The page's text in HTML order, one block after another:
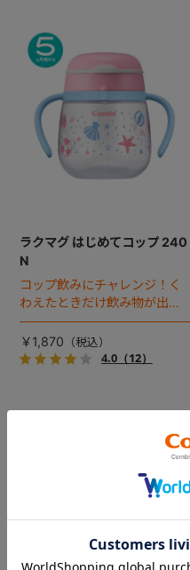
ラクマグ はじめてコップ 240
N
コップ飲みにチャレンジ！く
わえたときだけ飲み物が出
る、魔法のコップ。※新パッケ
ージ対応品
￥1,870
4.0（12）